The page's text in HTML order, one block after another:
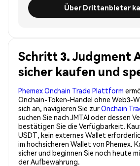
Über Drittanbieter
Schritt 3. Judgment
sicher kaufen und
Phemex Onchain Trade Plattform
Onchain-Token-Handel ohne Web3-
sich an, navigieren Sie zurOnchain
suchen Sie nach JMTAI oder dessen
bestätigen Sie die Verfügbarkeit.
USDT, kein externes Wallet
im hochsicheren Wallet von Phemex.
sicher und beginnen Sie noch heute
der Aufbewahrung.